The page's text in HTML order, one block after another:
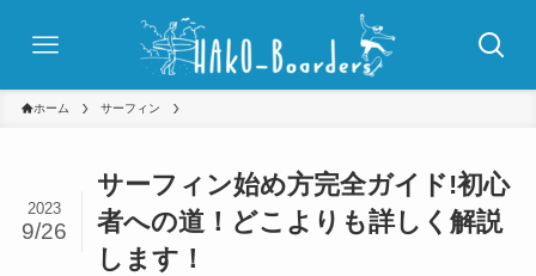
ホーム サーフィン
サーフィン始め方完全ガイド!初心
者への道！どこよりも詳しく解説
します！
2023
9/26